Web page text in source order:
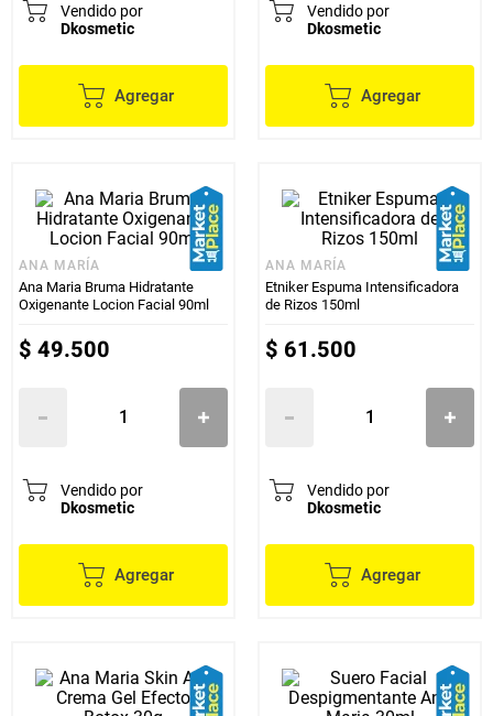
Vendido por
Dkosmetic
Agregar
Vendido por
Dkosmetic
Agregar
ANA MARÍA
Ana Maria Bruma Hidratante
Oxigenante Locion Facial 90ml
$ 49.500
Vendido por
Dkosmetic
Agregar
ANA MARÍA
Etniker Espuma Intensificadora
de Rizos 150ml
$ 61.500
Vendido por
Dkosmetic
Agregar